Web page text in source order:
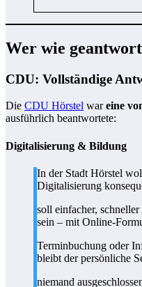
Wer wie
CDU: Vollständige
Die CDU Hörstel wareine
ausführlich beantwortete:
Digitalisierung & Bildung
In der Stadt Hörstel
Digitalisierung
soll einfacher,
sein – mit Online-
Terminbuchung oder
bleibt der persönliche
niemand